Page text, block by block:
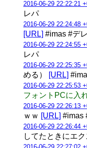
2016-06-29 22:22:21
レパ
2016-06-29 22:24:48
[URL] #imas #デ
2016-06-29 22:24:55
レパ
2016-06-29 22:25:35
める）
[URL]
2016-06-29 22:25:53
フォントPCに入
2016-06-29 22:26:13
ｗｗ [URL] #imas
2016-06-29 22:26:44
してたときにエ